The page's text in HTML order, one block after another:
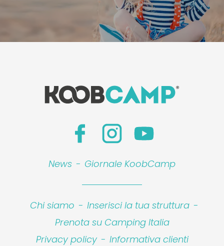
News - Giornale KoobCamp
Chi siamo - Inserisci la tua struttura -
Prenota su Camping Italia
Privacy policy - Informativa clienti